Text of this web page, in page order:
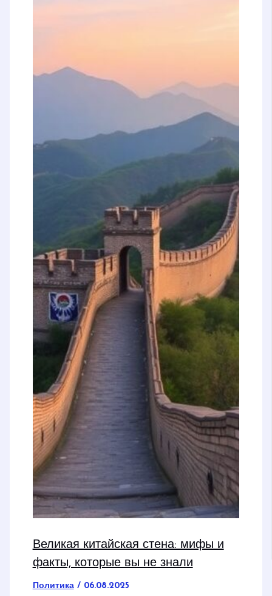
Великая китайская стена: мифы и
факты, которые вы не знали
Политика/ 06.08.2025